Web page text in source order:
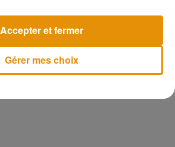
Angèle et Amélie Lens dévoilent leur
Gérer mes choix
Accepter et fermer